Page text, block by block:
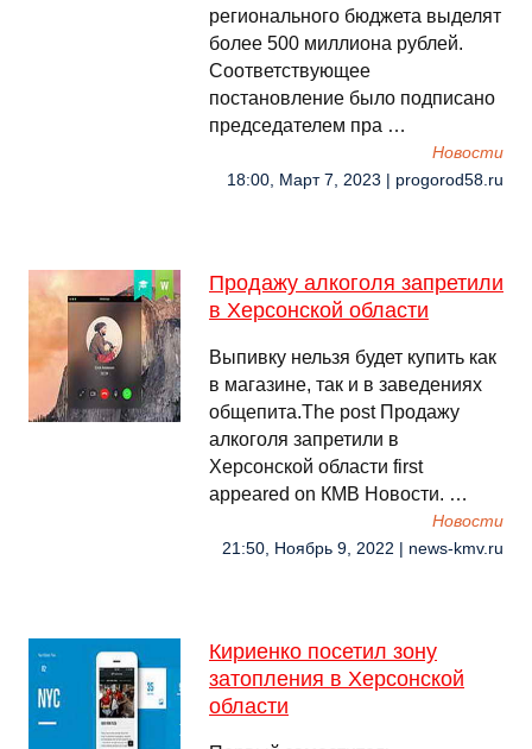
регионального бюджета выделят
более 500 миллиона рублей.
Соответствующее
постановление было подписано
председателем пра …
Новости
18:00, Март 7, 2023 | progorod58.ru
Продажу алкоголя запретили
в Херсонской области
Выпивку нельзя будет купить как
в магазине, так и в заведениях
общепита.The post Продажу
алкоголя запретили в
Херсонской области first
appeared on КМВ Новости. …
Новости
21:50, Ноябрь 9, 2022 | news-kmv.ru
Кириенко посетил зону
затопления в Херсонской
области